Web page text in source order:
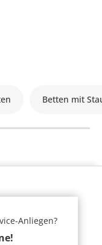
Betten mit
Anliegen?